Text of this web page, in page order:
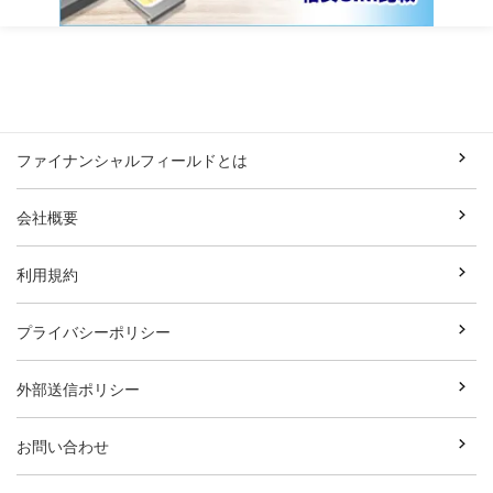
ファイナンシャルフィールドとは
会社概要
利用規約
プライバシーポリシー
外部送信ポリシー
お問い合わせ